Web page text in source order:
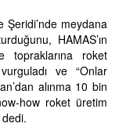
Şeridi’nde meydana
HAMAS’ın
topraklarına roket
ve “Onlar
alınma 10 bin
how roket üretim
dedi.